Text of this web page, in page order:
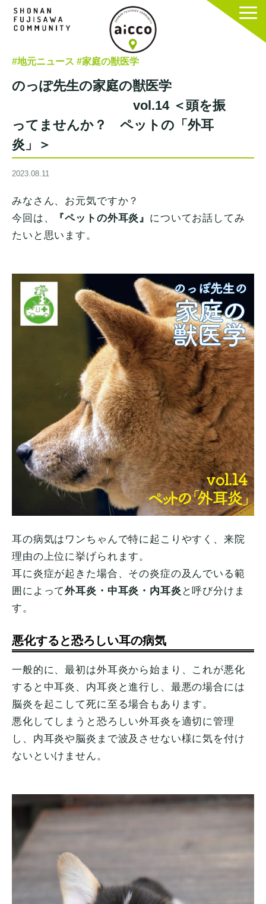
#地元ニュース #家庭の獣医学
のっぽ先生の家庭の獣医学
vol.14 ＜頭を振
ってませんか？ ペットの「外耳
炎」＞
2023.08.11
みなさん、お元気ですか？
今回は、
『ペットの外耳炎』 についてお話してみ
たいと思います。
耳の病気はワンちゃんで特に起こりやすく、来院
理由の上位に挙げられます。
耳に炎症が起きた場合、その炎症の及んでいる範
囲によって外耳炎・中耳炎・内耳炎 と呼び分けま
す。
悪化すると恐ろしい耳の病気
一般的に、最初は外耳炎から始まり、これが悪化
すると中耳炎、内耳炎と進行し、最悪の場合には
脳炎を起こして死に至る場合もあります。
悪化してしまうと恐ろしい外耳炎を適切に管理
し、内耳炎や脳炎まで波及させない様に気を付け
ないといけません。